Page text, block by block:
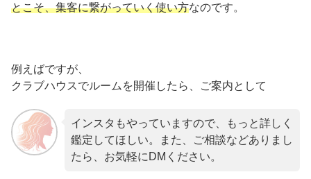
とこそ、集客に繋がっていく使い方なのです。
例えばですが、
クラブハウスでルームを開催したら、ご案内として
インスタもやっていますので、もっと詳しく
鑑定してほしい。また、ご相談などありまし
たら、お気軽にDMください。